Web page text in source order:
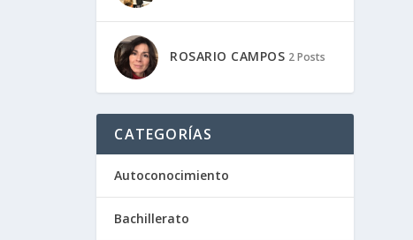
ROSARIO CAMPOS 2 Posts
CATEGORÍAS
Autoconocimiento
Bachillerato